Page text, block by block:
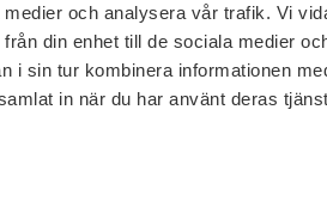
och analysera vår trafik. Vi
din enhet till de sociala medier
i sin tur kombinera informationen
in när du har använt deras
Digital är en del i företagsgruppenKey